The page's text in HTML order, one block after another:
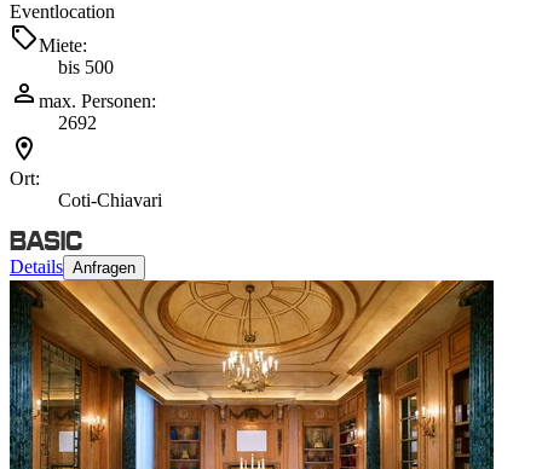
Eventlocation
Miete:
bis 500
max. Personen:
2692
Ort:
Coti-Chiavari
Details Anfragen